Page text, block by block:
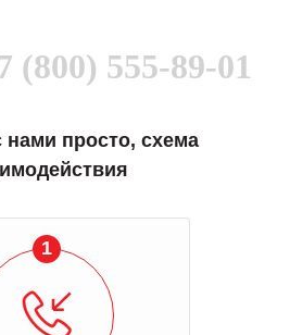
(800) 555-89-01
нами просто, схема
1